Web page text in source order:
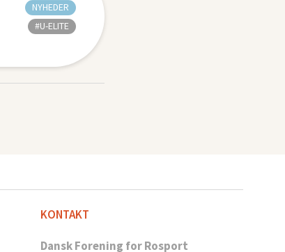
NYHEDER
#U-ELITE
KONTAKT
Dansk Forening for Rosport